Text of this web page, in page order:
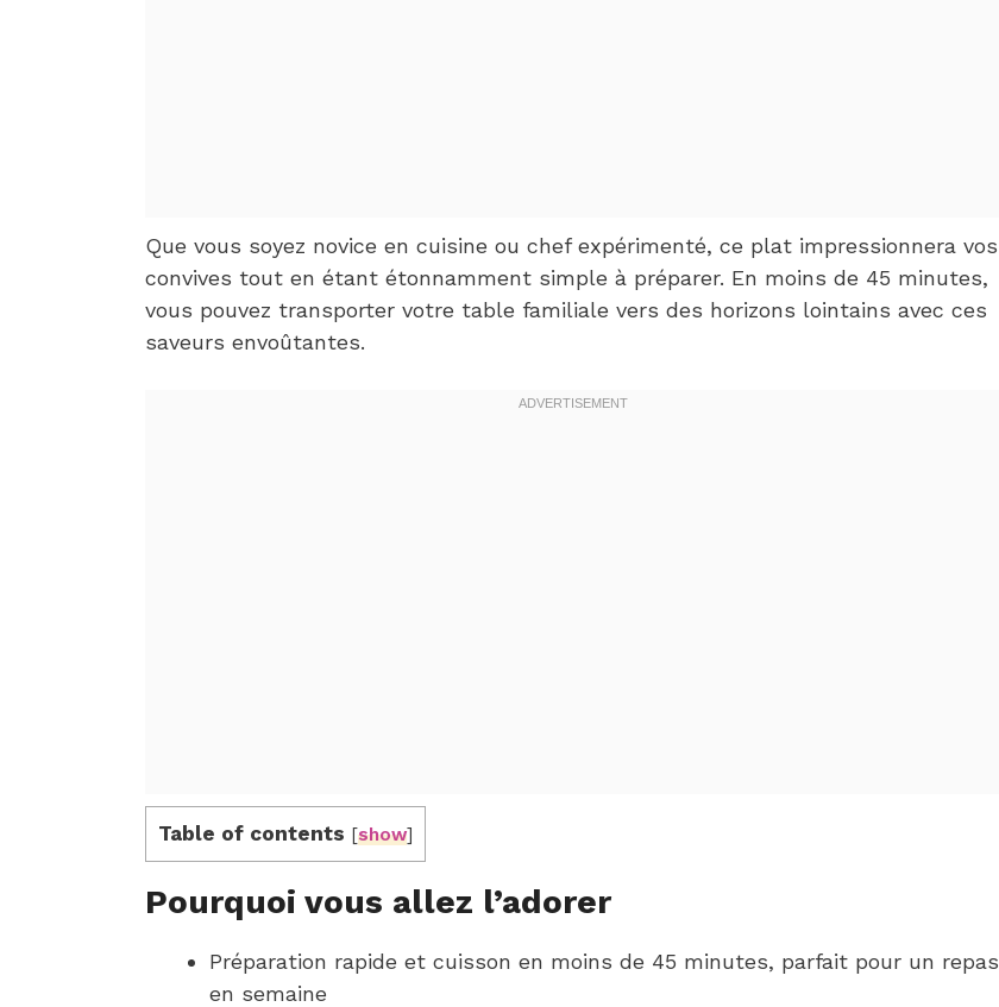
Que vous soyez novice en cuisine ou chef expérimenté, ce plat impressionnera vos
convives tout en étant étonnamment simple à préparer. En moins de 45 minutes,
vous pouvez transporter votre table familiale vers des horizons lointains avec ces
saveurs envoûtantes.
Table of contents [show]
Pourquoi vous allez l’adorer
Préparation rapide et cuisson en moins de 45 minutes, parfait pour un repas
en semaine